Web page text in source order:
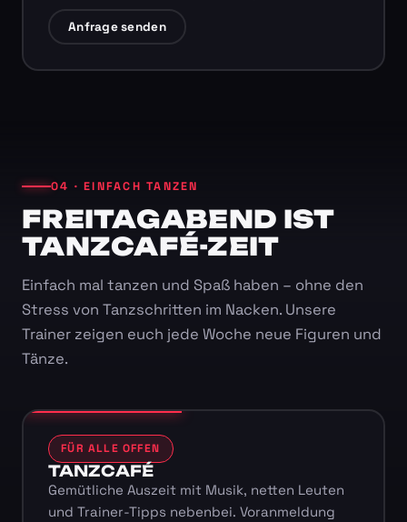
Anfrage senden
04 · EINFACH TANZEN
FREITAGABEND IST
TANZCAFÉ-ZEIT
Einfach mal tanzen und Spaß haben – ohne den
Stress von Tanzschritten im Nacken. Unsere
Trainer zeigen euch jede Woche neue Figuren und
Tänze.
FÜR ALLE OFFEN
TANZCAFÉ
Gemütliche Auszeit mit Musik, netten Leuten
und Trainer-Tipps nebenbei. Voranmeldung